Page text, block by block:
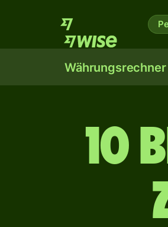
Währungsrechner
10